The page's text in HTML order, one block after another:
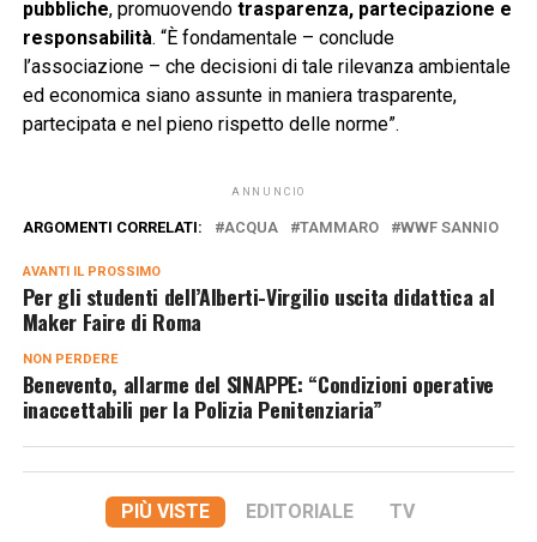
pubbliche, promuovendo trasparenza, partecipazione e
responsabilità. “È fondamentale – conclude
l’associazione – che decisioni di tale rilevanza ambientale
ed economica siano assunte in maniera trasparente,
partecipata e nel pieno rispetto delle norme”.
ANNUNCIO
ARGOMENTI CORRELATI: ACQUA TAMMARO WWF SANNIO
AVANTI IL ​​PROSSIMO
Per gli studenti dell’Alberti-Virgilio uscita didattica al
Maker Faire di Roma
NON PERDERE
Benevento, allarme del SINAPPE: “Condizioni operative
inaccettabili per la Polizia Penitenziaria”
PIÙ VISTE EDITORIALE TV